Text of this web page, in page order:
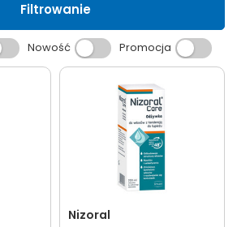
Filtrowanie
Nowość Promocja
Nizoral